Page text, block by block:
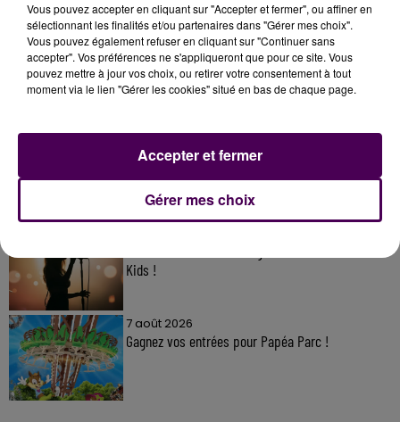
À LA UNE
Gagnez vos pass pour le V and B Fest' 2026 !
Kids !
7 août 2026
Gagnez vos entrées pour Papéa Parc !
Vous pouvez accepter en cliquant sur "Accepter et fermer", ou affiner en
sélectionnant les finalités et/ou partenaires dans "Gérer mes choix".
Vous pouvez également refuser en cliquant sur "Continuer sans
accepter". Vos préférences ne s'appliqueront que pour ce site. Vous
pouvez mettre à jour vos choix, ou retirer votre consentement à tout
moment via le lien "Gérer les cookies" situé en bas de chaque page.
Gérer mes choix
Accepter et fermer